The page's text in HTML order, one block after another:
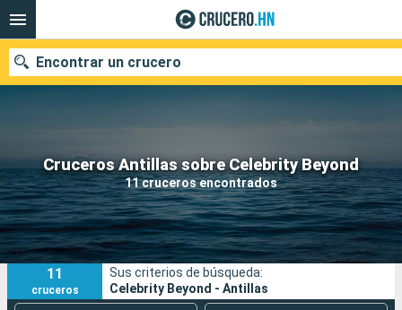
Cruceros Antillas sobre Celebrity Beyond
11 cruceros encontrados
Encontrar un crucero
Nuestros destinos
Fecha de salida
Puertos Compañías
Buscar
11
cruceros
Sus criterios de búsqueda:
Celebrity Beyond - Antillas